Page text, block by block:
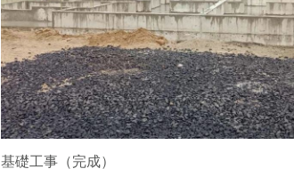
基礎工事（完成）